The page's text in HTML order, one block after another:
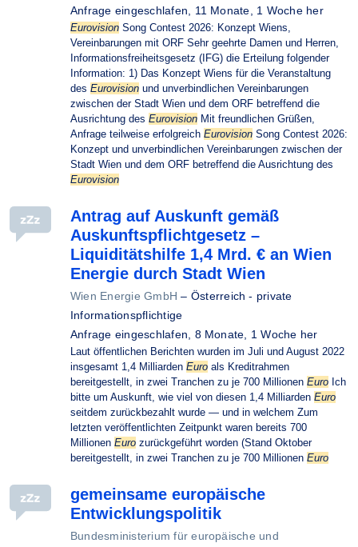
Anfrage eingeschlafen, 11 Monate, 1 Woche her
Eurovision Song Contest 2026: Konzept Wiens,
Vereinbarungen mit ORF Sehr geehrte Damen und Herren,
Informationsfreiheitsgesetz (IFG) die Erteilung folgender
Information: 1) Das Konzept Wiens für die Veranstaltung
des Eurovision und unverbindlichen Vereinbarungen
zwischen der Stadt Wien und dem ORF betreffend die
Ausrichtung des Eurovision Mit freundlichen Grüßen,
Anfrage teilweise erfolgreich Eurovision Song Contest 2026:
Konzept und unverbindlichen Vereinbarungen zwischen der
Stadt Wien und dem ORF betreffend die Ausrichtung des
Eurovision
Antrag auf Auskunft gemäß
Auskunftspflichtgesetz –
Liquiditätshilfe 1,4 Mrd. € an Wien
Energie durch Stadt Wien
Wien Energie GmbH – Österreich - private
Informationspflichtige
Anfrage eingeschlafen, 8 Monate, 1 Woche her
Laut öffentlichen Berichten wurden im Juli und August 2022
insgesamt 1,4 Milliarden Euro als Kreditrahmen
bereitgestellt, in zwei Tranchen zu je 700 Millionen Euro Ich
bitte um Auskunft, wie viel von diesen 1,4 Milliarden Euro
seitdem zurückbezahlt wurde — und in welchem Zum
letzten veröffentlichten Zeitpunkt waren bereits 700
Millionen Euro zurückgeführt worden (Stand Oktober
bereitgestellt, in zwei Tranchen zu je 700 Millionen Euro
gemeinsame europäische
Entwicklungspolitik
Bundesministerium für europäische und